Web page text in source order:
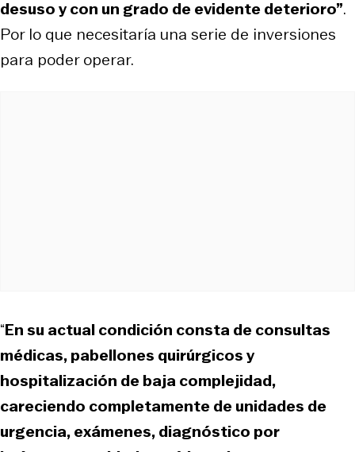
desuso y con un grado de evidente deterioro”.
Por lo que necesitaría una serie de inversiones
para poder operar.
“En su actual condición consta de consultas
médicas, pabellones quirúrgicos y
hospitalización de baja complejidad,
careciendo completamente de unidades de
urgencia, exámenes, diagnóstico por